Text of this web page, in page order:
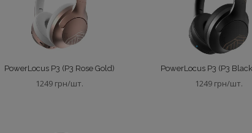
PowerLocus P3 (P3 Rose Gold)
1249 грн/шт.
PowerLocus P3 (P3
1249 грн/шт.